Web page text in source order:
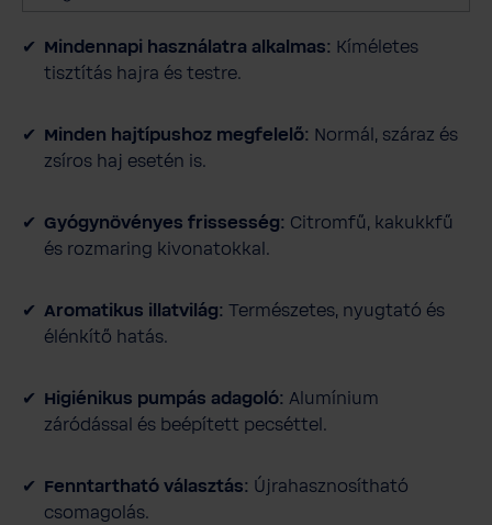
Mindennapi használatra alkalmas: Kíméletes
tisztítás hajra és testre.
Minden hajtípushoz megfelelő: Normál, száraz és
zsíros haj esetén is.
Gyógynövényes frissesség: Citromfű, kakukkfű
és rozmaring kivonatokkal.
Aromatikus illatvilág: Természetes, nyugtató és
élénkítő hatás.
Higiénikus pumpás adagoló: Alumínium
záródással és beépített pecséttel.
Fenntartható választás: Újrahasznosítható
csomagolás.